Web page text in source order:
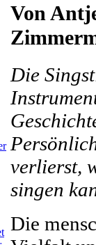
Von
Die
verlierst,
singen
Die